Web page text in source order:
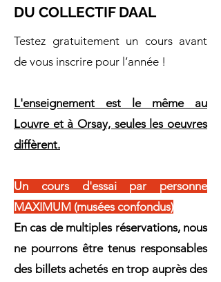
DU COLLECTIF DAAL
Testez gratuitement un cours avant
de vous inscrire pour l’année !
L'enseignement est le même au
Louvre et à Orsay, seules les oeuvres
diffèrent.
​Un cours d'essai par personne
MAXIMUM (musées confondus)
En cas de multiples réservations, nous
ne pourrons être tenus responsables
des billets achetés en trop auprès des